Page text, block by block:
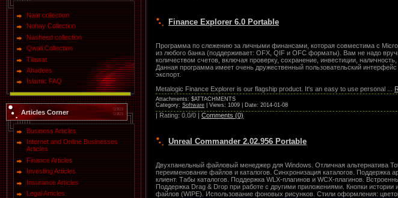
Naat collection
Nohay Collection
Nasheed collection
Qwali Collection
Tilawat
Ahadees
Islamic FAQ
Articles Corner
Business Articles
Internet and Online Businesses
Articles
Finance Articles
Investing Articles
Insurance Articles
Legal Articles
Finance Explorer 6.0 Portable
Программа по слежению за личными финансами, которая совместима c
из любого банка (поддерживает: OFX, QIF и OFC форматы). Вам не надо
количеством счетов, включая проверку, сохранение, инвестиции,
Данная программа имеет очень дружественный пользовательский
экспорт.
Metalogic Finance Explorer is our flagship product. It's an easy to use personal
Attachments: $ATTACHMENTS
Category: Software | Views: 1009 | Date: 2014-01-08
| Rating: 0.0/0 | Comments (0)
Unreal Commander 2.02.956 Portable
Двухпанельный файловый менеджер для Windows. Отличная альтернатива
переименование файлов и каталогов. Синхронизация каталогов. Поддержка
клиент. Табы каталогов. Поддержка WLX-плагинов и WCX-плагинов.
Поддержка Drag & Drop при работе с другими приложениями. Кнопки
файлов (WIPE). Использование фоновых рисунков. Стили оформления: